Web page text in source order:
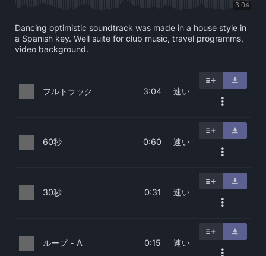
3:04
Dancing optimistic soundtrack was made in a house style in
a Spanish key. Well suite for club music, travel programms,
video background.
フルトラック 3:04 速い
60秒 0:60 速い
30秒 0:31 速い
ループ - A 0:15 速い